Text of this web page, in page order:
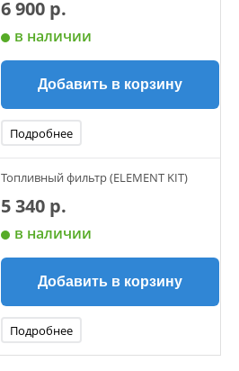
6 900 р.
в наличии
Добавить в корзину
Подробнее
Топливный фильтр (ELEMENT KIT)
5 340 р.
в наличии
Добавить в корзину
Подробнее